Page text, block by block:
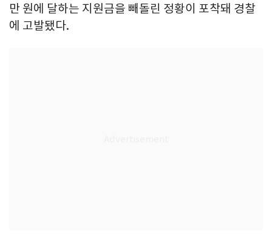
만 원에 달하는 지원금을 빼돌린 정황이 포착돼 경찰
에 고발됐다.